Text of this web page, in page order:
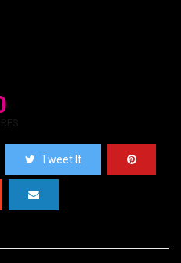
Tweet It